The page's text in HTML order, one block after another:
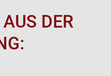
DER